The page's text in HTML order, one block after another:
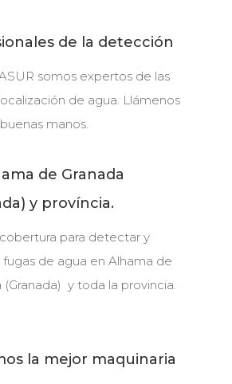
de la detección
somos expertos de las
de agua. Llámenos
manos.
de Granada
y província.
para detectar y
fugas de agua en Alhama de
(Granada) y toda la provincia.
la mejor maquinaria